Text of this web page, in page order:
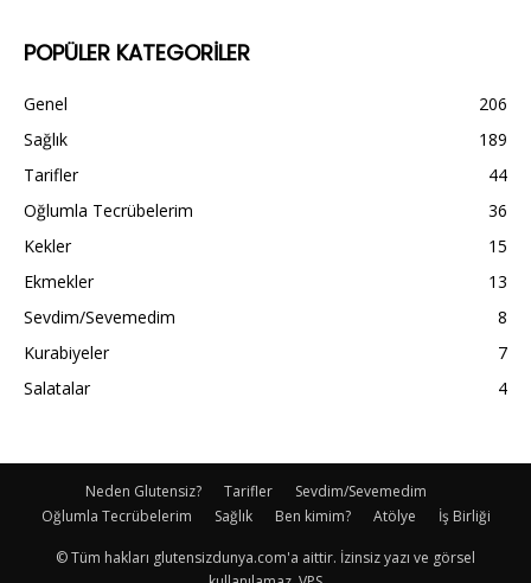
POPÜLER KATEGORİLER
Genel
206
Sağlık
189
Tarifler
44
Oğlumla Tecrübelerim
36
Kekler
15
Ekmekler
13
Sevdim/Sevemedim
8
Kurabiyeler
7
Salatalar
4
Neden Glutensiz? Tarifler
Sevdim/Sevemedim
Oğlumla Tecrübelerim
Sağlık Ben kimim? Atölye İş Birliği
© Tüm hakları glutensizdunya.com'a aittir. İzinsiz yazı ve görsel